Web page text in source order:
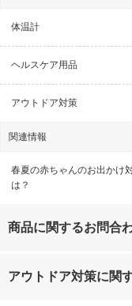
体温計
ヘルスケア用品
アウトドア対策
関連情報
春夏の赤ちゃんのお出かけ
は？
商品に関するお問合
アウトドア対策に関